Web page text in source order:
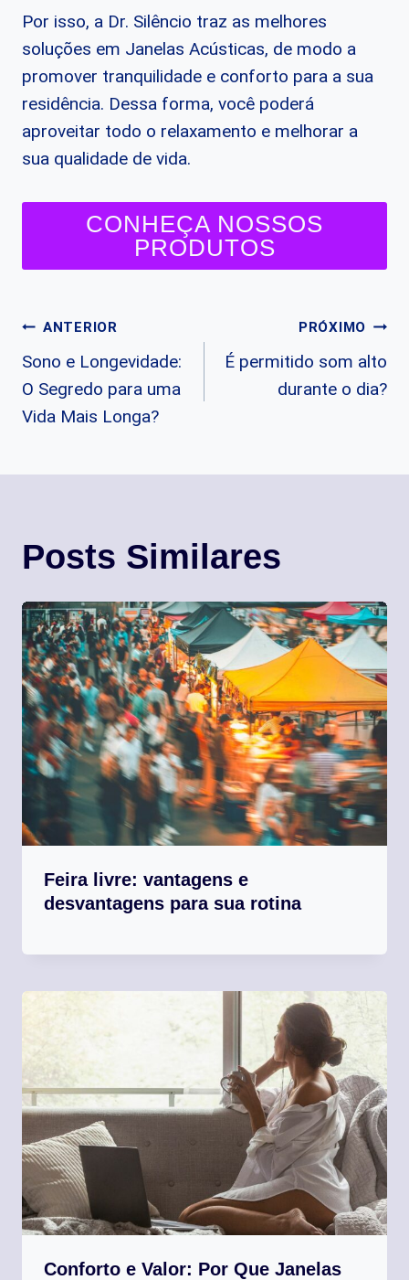
Por isso, a Dr. Silêncio traz as melhores
soluções em Janelas Acústicas, de modo a
promover tranquilidade e conforto para a sua
residência. Dessa forma, você poderá
aproveitar todo o relaxamento e melhorar a
sua qualidade de vida.
CONHEÇA NOSSOS
PRODUTOS
Navegação
de
Post
ANTERIOR
Sono e Longevidade:
O Segredo para uma
Vida Mais Longa?
PRÓXIMO
É permitido som alto
durante o dia?
Posts Similares
Feira livre: vantagens e
desvantagens para sua rotina
Conforto e Valor: Por Que Janelas